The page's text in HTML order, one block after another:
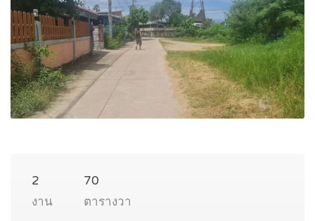
2
งาน
70
ตารางวา